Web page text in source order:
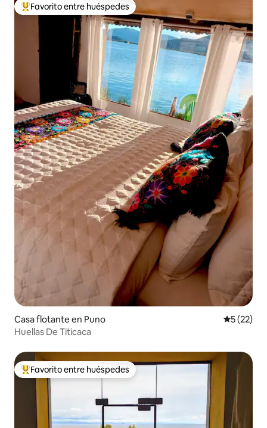
Favorito entre los huéspedes más destacados
Favorito entre huéspedes
Casa flotante en Puno
5 (22)
Huellas De Titicaca
Favorito entre los huéspedes más destacados
Favorito entre huéspedes